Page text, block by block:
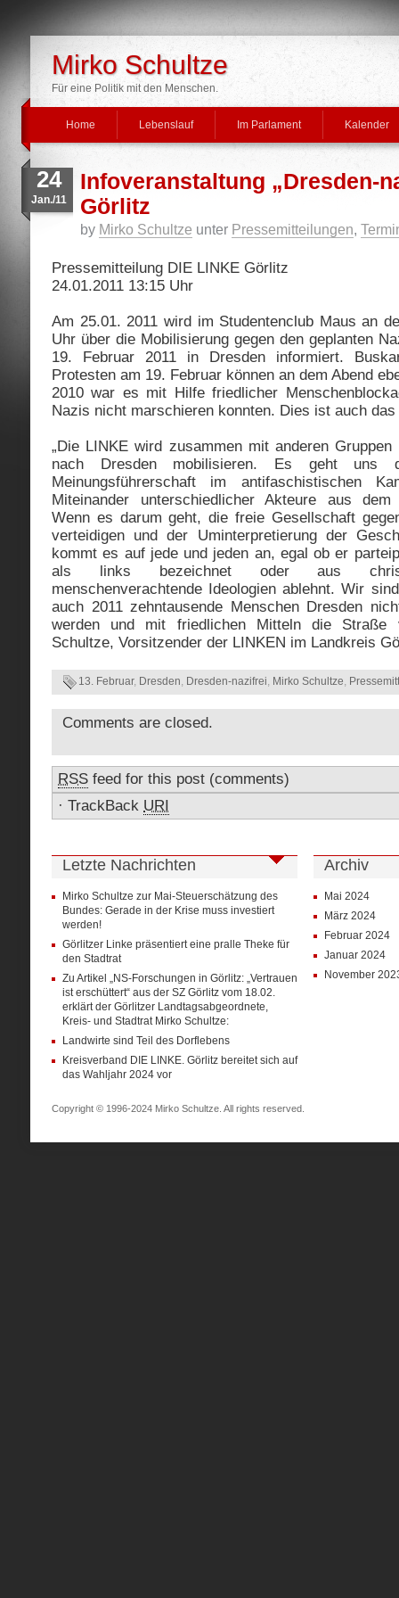
Mirko Schultze
Für eine Politik mit den Menschen.
Home Lebenslauf Im Parlament Kalender
24
Jan./11
Infoveranstaltung „Dresden-
Görlitz
by Mirko Schultze unter Pressemitteilungen,
Pressemitteilung DIE LINKE Görlitz
24.01.2011 13:15 Uhr
Am 25.01. 2011 wird im Studentenclub Maus an
Uhr über die Mobilisierung gegen den geplanten
19. Februar 2011 in Dresden informiert.
Protesten am 19. Februar können an dem Abend
2010 war es mit Hilfe friedlicher
Nazis nicht marschieren konnten. Dies ist auch
„Die LINKE wird zusammen mit anderen
nach Dresden mobilisieren. Es geht uns
Meinungsführerschaft im antifaschistischen
Miteinander unterschiedlicher Akteure aus dem
Wenn es darum geht, die freie Gesellschaft
verteidigen und der Uminterpretierung der
kommt es auf jede und jeden an, egal ob er
als links bezeichnet oder aus
menschenverachtende Ideologien ablehnt. Wir
auch 2011 zehntausende Menschen Dresden
werden und mit friedlichen Mitteln die Straße
Schultze, Vorsitzender der LINKEN im Landkreis
13. Februar, Dresden, Dresden-nazifrei, Mirko Schultze,
Comments are closed.
RSS feed for this post (comments)
· TrackBack URI
Letzte Nachrichten
Mirko Schultze zur Mai-Steuerschätzung des
Bundes: Gerade in der Krise muss investiert
werden!
Görlitzer Linke präsentiert eine pralle Theke für
den Stadtrat
Zu Artikel „NS-Forschungen in Görlitz: „Vertrauen
ist erschüttert“ aus der SZ Görlitz vom 18.02.
erklärt der Görlitzer Landtagsabgeordnete,
Kreis- und Stadtrat Mirko Schultze:
Landwirte sind Teil des Dorflebens
Kreisverband DIE LINKE. Görlitz bereitet sich auf
das Wahljahr 2024 vor
Archiv
Mai 2024
März 2024
Februar 2024
Januar 2024
November
Copyright © 1996-2024 Mirko Schultze. All rights reserved.